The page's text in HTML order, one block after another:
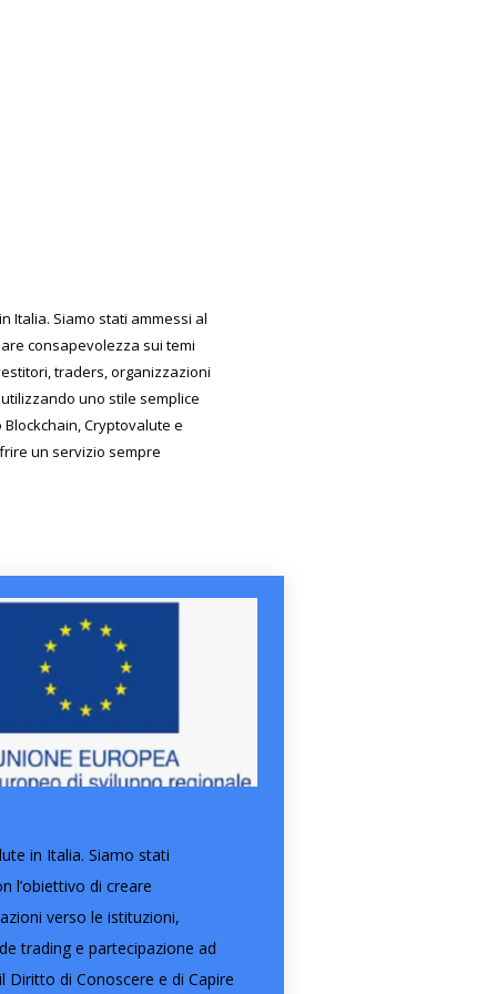
Italia. Siamo stati ammessi al
consapevolezza sui temi
traders, organizzazioni
uno stile semplice
Cryptovalute e
un servizio sempre
in Italia. Siamo stati
l’obiettivo di creare
verso le istituzioni,
trading e partecipazione ad
di Conoscere e di Capire